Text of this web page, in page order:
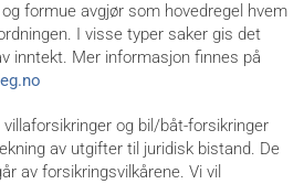
formue avgjør som hovedregel hvem
I visse typer saker gis det
inntekt. Mer informasjon finnes på
og bil/båt-forsikringer
av utgifter til juridisk bistand. De
av forsikringsvilkårene. Vi vil